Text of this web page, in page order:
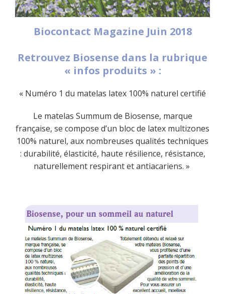
Biocontact Magazine Juin 2018
Retrouvez Biosense dans la rubrique
« infos produits » :
« Numéro 1 du matelas latex 100% naturel certifié
Le matelas Summum de Biosense, marque
française, se compose d’un bloc de latex multizones
100% naturel, aux nombreuses qualités techniques
: durabilité, élasticité, haute résilience, résistance,
naturellement respirant et antiacariens. »